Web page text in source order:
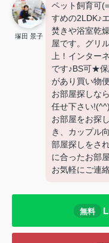
塚田 景子
ペット飼育可
すめの2LDK♪
焚きや浴室乾
屋です。グリ
上！インター
です♪BS可★
があり買い物
お部屋探しな
任せ下さい
お部屋をお探
き、カップル
部屋探しをさ
に合ったお部
お気軽にご連
無料